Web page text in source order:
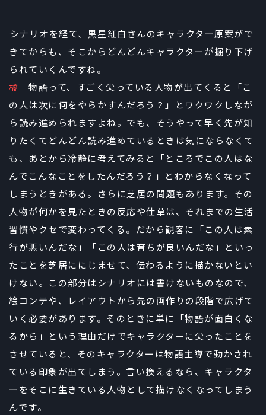
――シナリオを経て、黒星紅白さんのキャラクター原案がで
きてからも、そこからどんどんキャラクターが掘り下げ
られていくんですね。
橘
物語って、すごく尖っている人物が出てくると「こ
の人は次に何をやらかすんだろう？」とワクワクしなが
ら読み進められますよね。でも、そうやって早く先が知
りたくてどんどん読み進めているときは気にならなくて
も、あとから冷静に考えてみると「ところでこの人はな
んでこんなことをしたんだろう？」とわからなくなって
しまうときがある。さらに芝居の問題もあります。その
人物が何かを見たときの反応や仕草は、それまでの生活
習慣やクセで変わってくる。だから観客に「この人は素
行が悪いんだな」「この人は育ちが良いんだな」といっ
たことを芝居ににじませて、伝わるように描かないとい
けない。この部分はシナリオには書けないものなので、
絵コンテや、レイアウトから先の画作りの段階で広げて
いく必要があります。そのときに単に「物語が面白くな
るから」という理由だけでキャラクターに尖ったことを
させていると、そのキャラクターは物語主導で動かされ
ている印象が出てしまう。言い換えるなら、キャラクタ
ーをそこに生きている人物として描けなくなってしまう
んです。